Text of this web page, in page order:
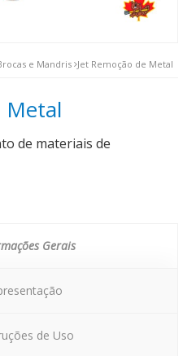
e Mandris Jet Remoção de Metal
Metal
de materiais de
Gerais
de Uso